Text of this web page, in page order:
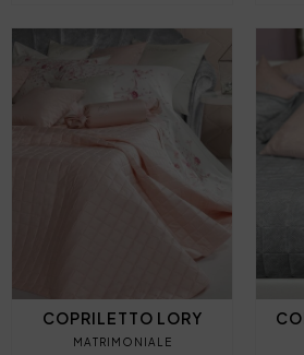
COPRILETTO LORY
MATRIMONIALE